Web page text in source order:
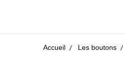
Accueil Les boutons